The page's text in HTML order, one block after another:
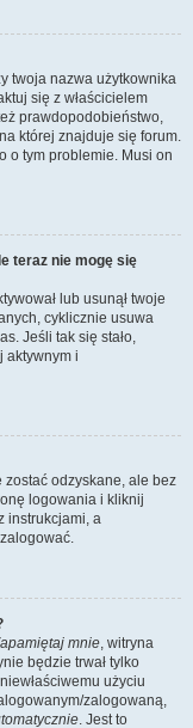
twoja nazwa użytkownika
się z właścicielem
prawdopodobieństwo,
której znajduje się forum.
o tym problemie. Musi on
teraz nie mogę się
lub usunął twoje
cyklicznie usuwa
Jeśli tak się stało,
aktywnym i
zostać odzyskane, ale bez
logowania i kliknij
instrukcjami, a
mnie, witryna
będzie trwał tylko
użyciu
zalogowaną,
. Jest to